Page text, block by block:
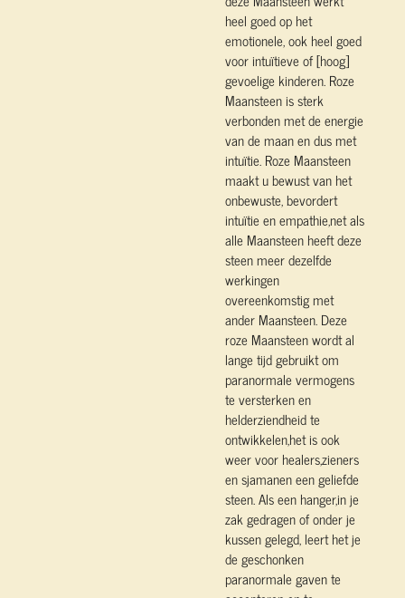
heel goed op het
emotionele, ook heel goed
voor intuïtieve of [hoog]
gevoelige kinderen. Roze
Maansteen is sterk
verbonden met de energie
van de maan en dus met
intuïtie. Roze Maansteen
maakt u bewust van het
onbewuste, bevordert
intuïtie en empathie,net als
alle Maansteen heeft deze
steen meer dezelfde
werkingen
overeenkomstig met
ander Maansteen. Deze
roze Maansteen wordt al
lange tijd gebruikt om
paranormale vermogens
te versterken en
helderziendheid te
ontwikkelen,het is ook
weer voor healers,zieners
en sjamanen een geliefde
steen. Als een hanger,in je
zak gedragen of onder je
kussen gelegd, leert het je
de geschonken
paranormale gaven te